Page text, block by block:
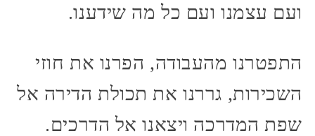
ועם עצמנו ועם כל מה שידענו.
התפטרנו מהעבודה, הפרנו את חוזי
השכירות, גררנו את תכולת הדירה אל
שפת המדרכה ויצאנו אל הדרכים.